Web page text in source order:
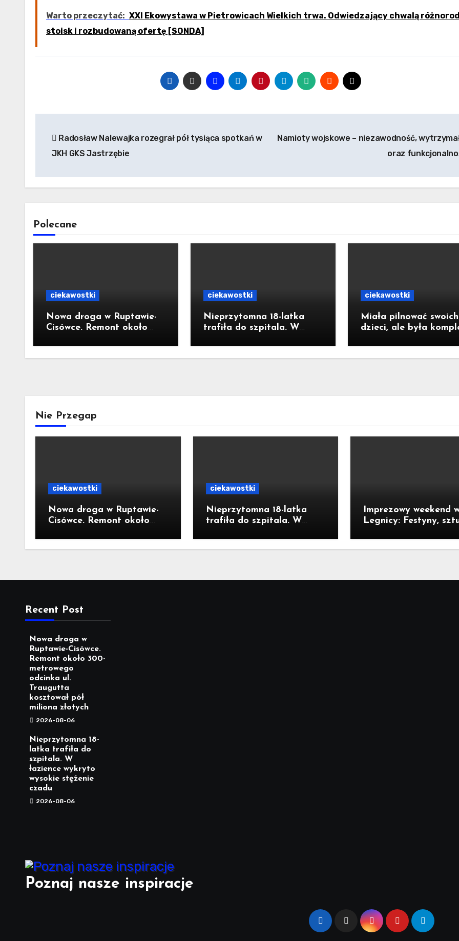
Warto przeczytać: XXI Ekowystawa w Pietrowicach Wielkich trwa. Odwiedzający chwalą
stoisk i rozbudowaną ofertę [SONDA]
wpisu
Radosław Nalewajka rozegrał pół tysiąca spotkań w
JKH GKS Jastrzębie
Namioty wojskowe – niezawodność,
oraz
Polecane
ciekawostki
Nowa droga w Ruptawie-
Cisówce. Remont około
ul. Traugutta kosztował
pół miliona złotych
ciekawostki
Nieprzytomna 18-latka
trafiła do szpitala. W
stężenie czadu
ciekawostki
Miała pilnować swoich
dzieci, ale była
Jastrzębia-Zdroju
2,6 promila alkoholu
Nie Przegap
ciekawostki
Nowa droga w Ruptawie-
Cisówce. Remont około
Traugutta kosztował pół
ciekawostki
Nieprzytomna 18-latka
trafiła do szpitala. W
stężenie czadu
Imprezowy weekend
Legnicy: Festyny,
Recent Post
Nowa droga w
Ruptawie-Cisówce.
Remont około 300-
metrowego
odcinka ul.
Traugutta
kosztował pół
miliona złotych
2026-08-06
Nieprzytomna 18-
latka trafiła do
szpitala. W
łazience wykryto
wysokie stężenie
czadu
2026-08-06
Poznaj nasze inspiracje